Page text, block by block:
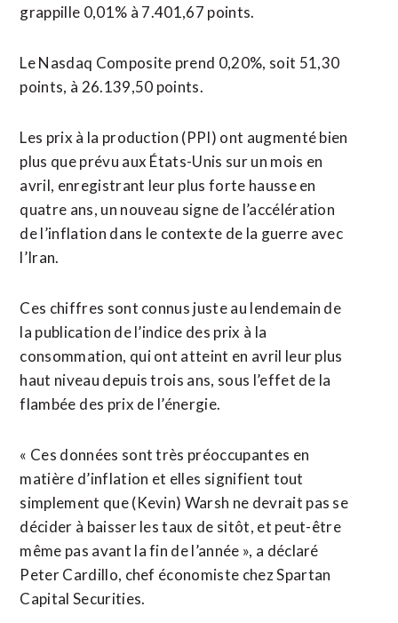
grappille 0,01% à ⁠7.401,67 points.
Le Nasdaq Composite prend 0,20%, soit 51,30
points, à ‌26.139,50 points.
Les prix ‌à la production (PPI) ont augmenté bien
plus que prévu aux États-Unis sur un mois en
avril, enregistrant leur plus forte hausse en
quatre ans, un nouveau ​signe de l’accélération
de l’inflation dans le contexte de la guerre avec
l’Iran.
Ces chiffres sont connus juste au lendemain de
la publication de l’indice des prix à la
consommation, qui ont atteint en avril leur plus
haut niveau depuis trois ans, sous l’effet de la
flambée ⁠des prix de l’énergie.
« Ces données sont très préoccupantes en
matière d’inflation et elles ⁠signifient tout
simplement que (Kevin) Warsh ne devrait pas se
décider à baisser les taux de sitôt, et peut-être
même pas avant la fin de l’année », a déclaré
Peter Cardillo, chef économiste chez Spartan
Capital Securities.